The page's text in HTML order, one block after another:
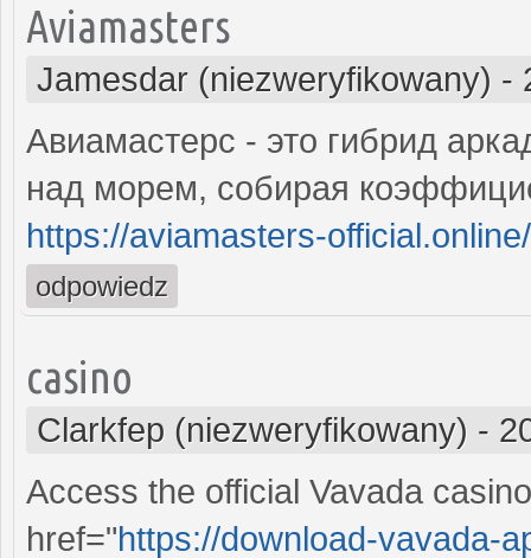
Aviamasters
Jamesdar (niezweryfikowany) -
Авиамастерс - это гибрид
над морем, собирая
https://aviamasters-official.online/
odpowiedz
casino
Clarkfep (niezweryfikowany) -
Access the official Vavada
href="https://download-vavada-